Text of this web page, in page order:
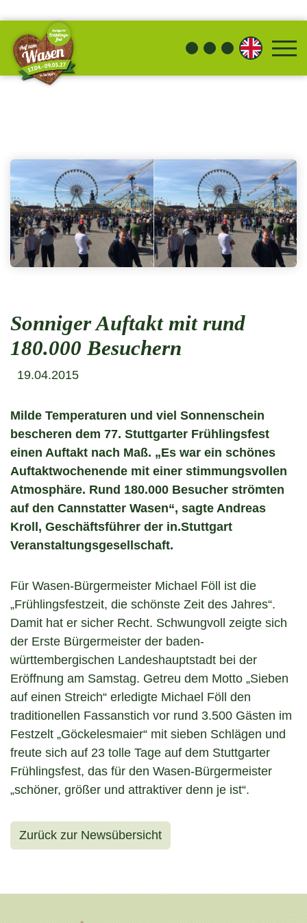
Sonniger Auftakt mit rund
180.000 Besuchern
19.04.2015
Milde Temperaturen und viel Sonnenschein
bescheren dem 77. Stuttgarter Frühlingsfest
einen Auftakt nach Maß. „Es war ein schönes
Auftaktwochenende mit einer stimmungsvollen
Atmosphäre. Rund 180.000 Besucher strömten
auf den Cannstatter Wasen“, sagte Andreas
Kroll, Geschäftsführer der in.Stuttgart
Veranstaltungsgesellschaft.
Für Wasen-Bürgermeister Michael Föll ist die
„Frühlingsfestzeit, die schönste Zeit des Jahres“.
Damit hat er sicher Recht. Schwungvoll zeigte sich
der Erste Bürgermeister der baden-
württembergischen Landeshauptstadt bei der
Eröffnung am Samstag. Getreu dem Motto „Sieben
auf einen Streich“ erledigte Michael Föll den
traditionellen Fassanstich vor rund 3.500 Gästen im
Festzelt „Göckelesmaier“ mit sieben Schlägen und
freute sich auf 23 tolle Tage auf dem Stuttgarter
Frühlingsfest, das für den Wasen-Bürgermeister
„schöner, größer und attraktiver denn je ist“.
Zurück zur Newsübersicht